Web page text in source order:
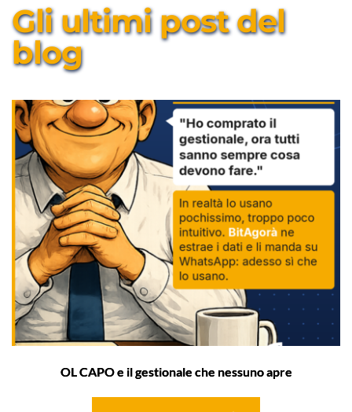
Gli ultimi post del
blog
OL CAPO e il gestionale che nessuno apre